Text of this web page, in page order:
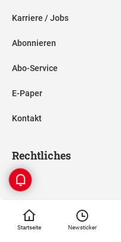
Startseite Newsticker
Karriere / Jobs
Abonnieren
Abo-Service
E-Paper
Kontakt
Rechtliches
AGB